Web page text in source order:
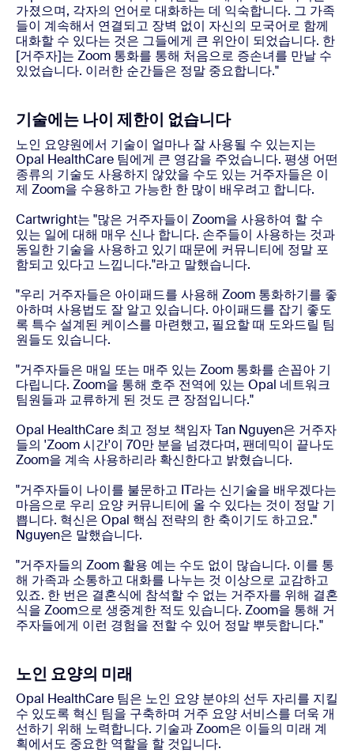
가졌으며, 각자의 언어로 대화하는 데 익숙합니다. 그 가족
들이 계속해서 연결되고 장벽 없이 자신의 모국어로 함께
대화할 수 있다는 것은 그들에게 큰 위안이 되었습니다. 한
[거주자]는 Zoom 통화를 통해 처음으로 증손녀를 만날 수
있었습니다. 이러한 순간들은 정말 중요합니다."
기술에는 나이 제한이 없습니다
노인 요양원에서 기술이 얼마나 잘 사용될 수 있는지는
Opal HealthCare 팀에게 큰 영감을 주었습니다. 평생 어떤
종류의 기술도 사용하지 않았을 수도 있는 거주자들은 이
제 Zoom을 수용하고 가능한 한 많이 배우려고 합니다.
Cartwright는 "많은 거주자들이 Zoom을 사용하여 할 수
있는 일에 대해 매우 신나 합니다. 손주들이 사용하는 것과
동일한 기술을 사용하고 있기 때문에 커뮤니티에 정말 포
함되고 있다고 느낍니다."라고 말했습니다.
"우리 거주자들은 아이패드를 사용해 Zoom 통화하기를 좋
아하며 사용법도 잘 알고 있습니다. 아이패드를 잡기 좋도
록 특수 설계된 케이스를 마련했고, 필요할 때 도와드릴 팀
원들도 있습니다.
"거주자들은 매일 또는 매주 있는 Zoom 통화를 손꼽아 기
다립니다. Zoom을 통해 호주 전역에 있는 Opal 네트워크
팀원들과 교류하게 된 것도 큰 장점입니다."
Opal HealthCare 최고 정보 책임자 Tan Nguyen은 거주자
들의 'Zoom 시간'이 70만 분을 넘겼다며, 팬데믹이 끝나도
Zoom을 계속 사용하리라 확신한다고 밝혔습니다.
"거주자들이 나이를 불문하고 IT라는 신기술을 배우겠다는
마음으로 우리 요양 커뮤니티에 올 수 있다는 것이 정말 기
쁩니다. 혁신은 Opal 핵심 전략의 한 축이기도 하고요."
Nguyen은 말했습니다.
"거주자들의 Zoom 활용 예는 수도 없이 많습니다. 이를 통
해 가족과 소통하고 대화를 나누는 것 이상으로 교감하고
있죠. 한 번은 결혼식에 참석할 수 없는 거주자를 위해 결혼
식을 Zoom으로 생중계한 적도 있습니다. Zoom을 통해 거
주자들에게 이런 경험을 전할 수 있어 정말 뿌듯합니다."
노인 요양의 미래
Opal HealthCare 팀은 노인 요양 분야의 선두 자리를 지킬
수 있도록 혁신 팀을 구축하며 거주 요양 서비스를 더욱 개
선하기 위해 노력합니다. 기술과 Zoom은 이들의 미래 계
획에서도 중요한 역할을 할 것입니다.